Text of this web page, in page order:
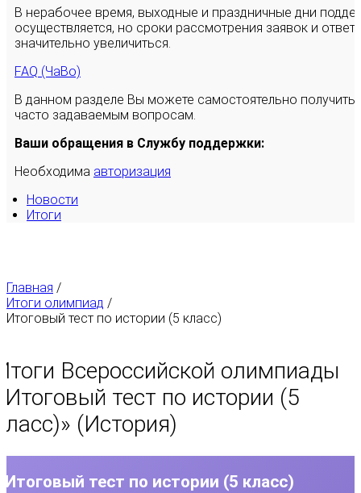
В нерабочее время, выходные и праздничные дни
осуществляется, но сроки рассмотрения заявок и
значительно увеличиться.
FAQ (ЧаВо)
В данном разделе Вы можете самостоятельно
часто задаваемым вопросам.
Ваши обращения в Службу поддержки:
Необходима авторизация
Новости
Итоги
Главная /
Итоги олимпиад /
Итоговый тест по истории (5 класс)
Всероссийской олимпиады
Итоговый тест по истории (5
» (История)
Итоговый тест по истории (5 класс)